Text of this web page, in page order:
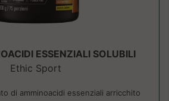
ESSENZIALI SOLUBILI
Ethic Sport
di amminoacidi essenziali arricchito